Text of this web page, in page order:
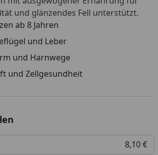
und glänzendes Fell unterstützt.
ab 8 Jahren
und Leber
und Harnwege
und Zellgesundheit
8,10 €